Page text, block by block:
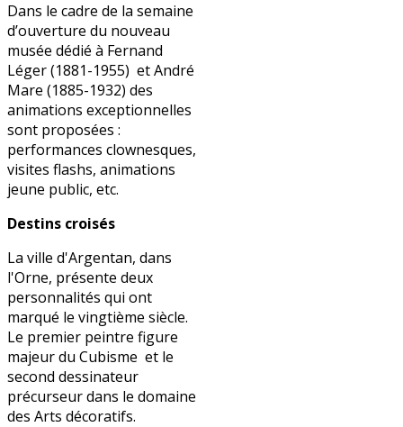
Dans le cadre de la semaine
d’ouverture du nouveau
musée dédié à Fernand
Léger (1881-1955) et André
Mare (1885-1932) des
animations exceptionnelles
sont proposées :
performances clownesques,
visites flashs, animations
jeune public, etc.
Destins croisés
La ville d'Argentan, dans
l'Orne, présente deux
personnalités qui ont
marqué le vingtième siècle.
Le premier peintre figure
majeur du Cubisme et le
second dessinateur
précurseur dans le domaine
des Arts décoratifs.